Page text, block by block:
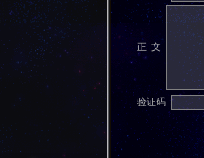
正 文
验证码